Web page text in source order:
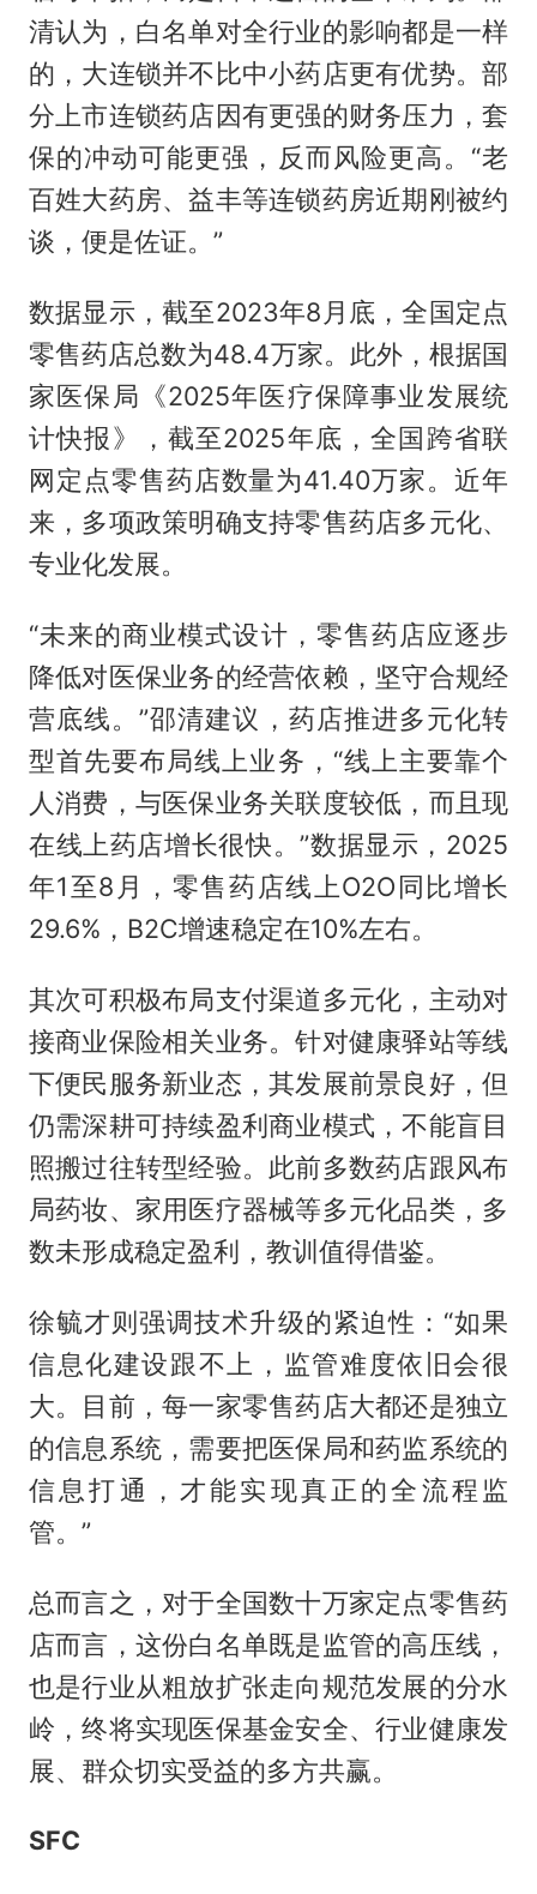
清认为，白名单对全行业的影响都是一样
的，大连锁并不比中小药店更有优势。部
分上市连锁药店因有更强的财务压力，套
保的冲动可能更强，反而风险更高。“老
百姓大药房、益丰等连锁药房近期刚被约
谈，便是佐证。”
数据显示，截至2023年8月底，全国定点
零售药店总数为48.4万家。此外，根据国
家医保局《2025年医疗保障事业发展统
计快报》，截至2025年底，全国跨省联
网定点零售药店数量为41.40万家。近年
来，多项政策明确支持零售药店多元化、
专业化发展。
“未来的商业模式设计，零售药店应逐步
降低对医保业务的经营依赖，坚守合规经
营底线。”邵清建议，药店推进多元化转
型首先要布局线上业务，“线上主要靠个
人消费，与医保业务关联度较低，而且现
在线上药店增长很快。”数据显示，2025
年1至8月，零售药店线上O2O同比增长
29.6%，B2C增速稳定在10%左右。
其次可积极布局支付渠道多元化，主动对
接商业保险相关业务。针对健康驿站等线
下便民服务新业态，其发展前景良好，但
仍需深耕可持续盈利商业模式，不能盲目
照搬过往转型经验。此前多数药店跟风布
局药妆、家用医疗器械等多元化品类，多
数未形成稳定盈利，教训值得借鉴。
徐毓才则强调技术升级的紧迫性：“如果
信息化建设跟不上，监管难度依旧会很
大。目前，每一家零售药店大都还是独立
的信息系统，需要把医保局和药监系统的
信息打通，才能实现真正的全流程监
管。”
总而言之，对于全国数十万家定点零售药
店而言，这份白名单既是监管的高压线，
也是行业从粗放扩张走向规范发展的分水
岭，终将实现医保基金安全、行业健康发
展、群众切实受益的多方共赢。
SFC